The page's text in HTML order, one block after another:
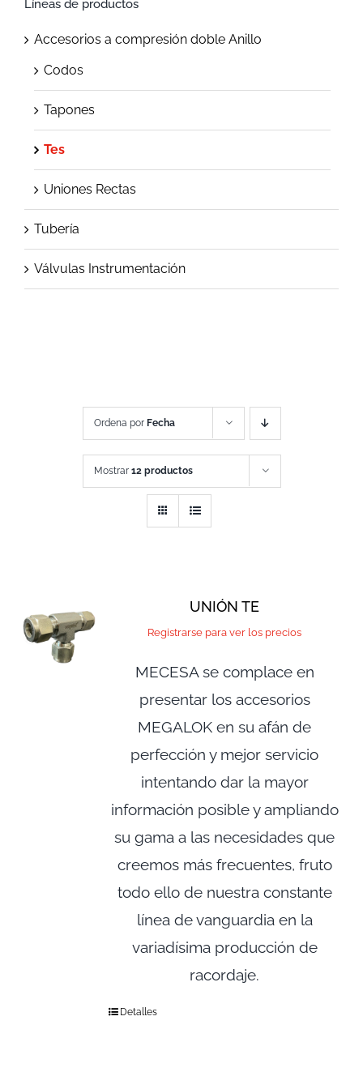
Ordena por Fecha
Mostrar 12 productos
UNIÓN TE
Registrarse para ver los precios
MECESA se complace en
presentar los accesorios
MEGALOK en su afán de
perfección y mejor servicio
intentando dar la mayor
información posible y ampliando
su gama a las necesidades que
creemos más frecuentes, fruto
todo ello de nuestra constante
línea de vanguardia en la
variadísima producción de
racordaje.
Detalles
Líneas de productos
Accesorios a compresión doble Anillo
Codos
Tapones
Tes
Uniones Rectas
Tubería
Válvulas Instrumentación